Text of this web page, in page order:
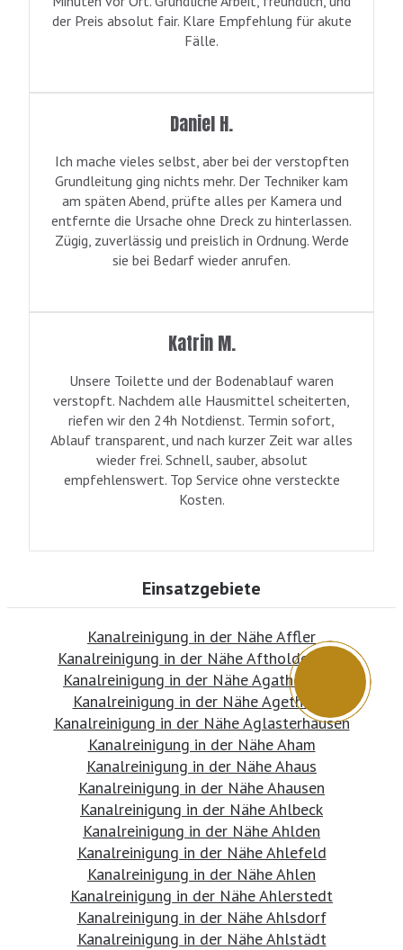
der Preis absolut fair. Klare Empfehlung für akute
Fälle.
Daniel H.
Ich mache vieles selbst, aber bei der verstopften
Grundleitung ging nichts mehr. Der Techniker kam
am späten Abend, prüfte alles per Kamera und
entfernte die Ursache ohne Dreck zu hinterlassen.
Zügig, zuverlässig und preislich in Ordnung. Werde
sie bei Bedarf wieder anrufen.
Katrin M.
Unsere Toilette und der Bodenablauf waren
verstopft. Nachdem alle Hausmittel scheiterten,
riefen wir den 24h Notdienst. Termin sofort,
Ablauf transparent, und nach kurzer Zeit war alles
wieder frei. Schnell, sauber, absolut
empfehlenswert. Top Service ohne versteckte
Kosten.
Einsatzgebiete
Kanalreinigung in der Nähe Affler
Kanalreinigung in der Nähe Aftholderbach
Kanalreinigung in der Nähe Agathenburg
Kanalreinigung in der Nähe Agethorst
Kanalreinigung in der Nähe Aglasterhausen
Kanalreinigung in der Nähe Aham
Kanalreinigung in der Nähe Ahaus
Kanalreinigung in der Nähe Ahausen
Kanalreinigung in der Nähe Ahlbeck
Kanalreinigung in der Nähe Ahlden
Kanalreinigung in der Nähe Ahlefeld
Kanalreinigung in der Nähe Ahlen
Kanalreinigung in der Nähe Ahlerstedt
Kanalreinigung in der Nähe Ahlsdorf
Kanalreinigung in der Nähe Ahlstädt